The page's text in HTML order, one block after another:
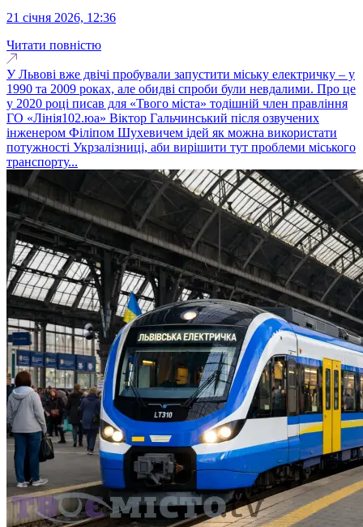
21 січня 2026, 12:36
Читати повністю
У Львові вже двічі пробували запустити міську електричку – у
1990 та 2009 роках, але обидві спроби були невдалими. Про це
у 2020 році писав для «Твого міста» тодішній член правління
ГО «Лінія102.юа» Віктор Гальчинський після озвучених
інженером Філіпом Шухевичем ідей як можна використати
потужності Укрзалізниці, аби вирішити тут проблеми міського
транспорту...